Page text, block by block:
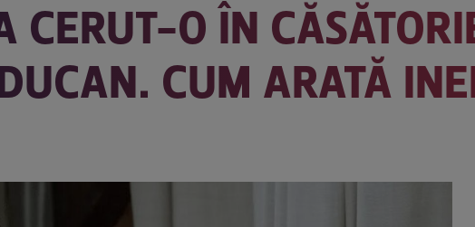
CERUT-O ÎN
CUM ARATĂ